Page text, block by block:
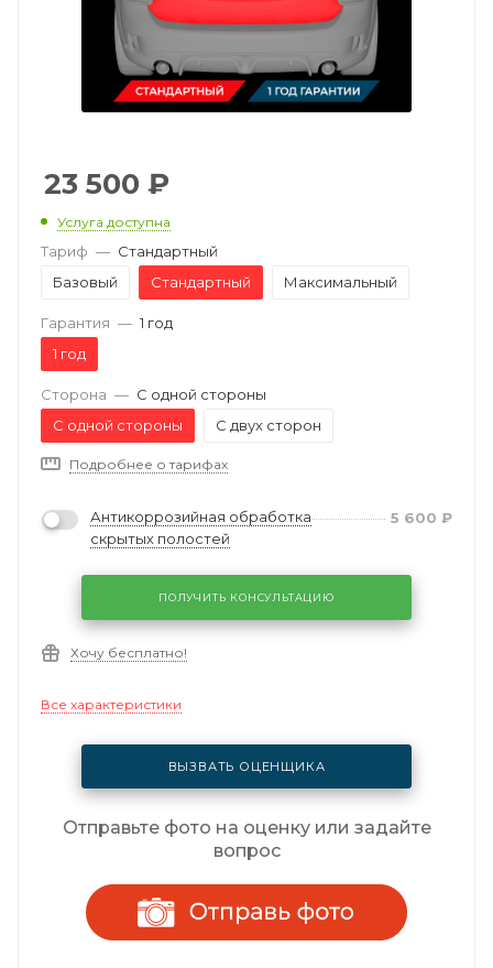
23 500 ₽
Услуга доступна
Тариф — Стандартный
Базовый
Стандартный Максимальный
Гарантия — 1 год
1 год
Сторона — С одной стороны
С одной стороны
С двух сторон
Подробнее о тарифах
Антикоррозийная обработка
скрытых полостей
5 600 ₽
ПОЛУЧИТЬ КОНСУЛЬТАЦИЮ
Хочу бесплатно!
Все характеристики
ВЫЗВАТЬ ОЦЕНЩИКА
Отправьте фото на оценку или задайте
вопрос